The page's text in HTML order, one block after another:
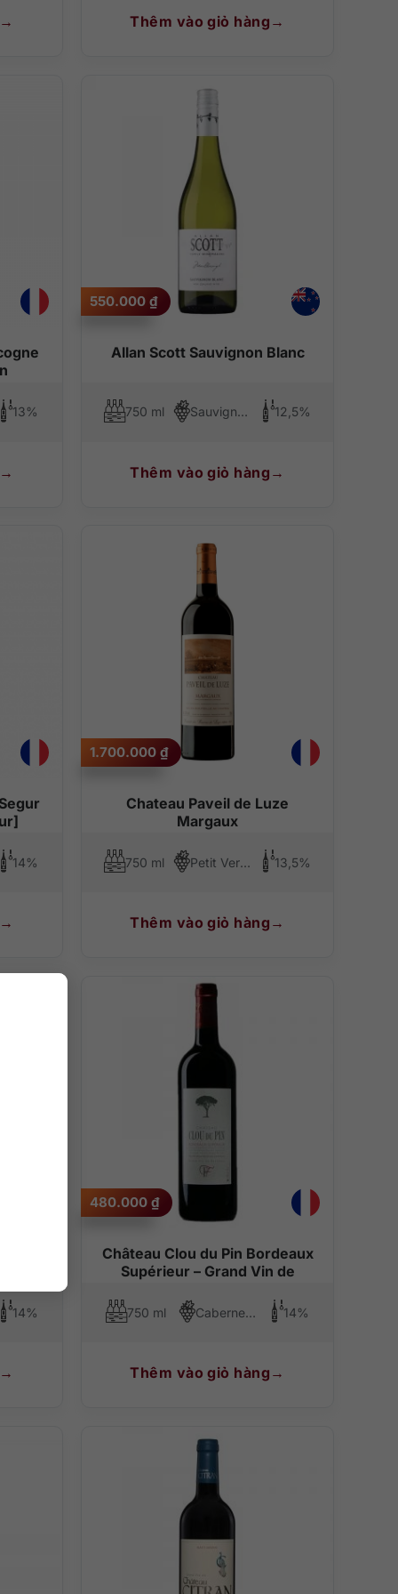
Thêm vào giỏ hàng
13%
Allan Scott Sauvignon Blanc
550.000 ₫
750 ml Sauvignon Blanc 12,5%
Thêm vào giỏ hàng
14%
Chateau Paveil de Luze
Margaux
1.700.000 ₫
750 ml Petit Verdot 13,5%
Thêm vào giỏ hàng
14%
Château Clou du Pin Bordeaux
Supérieur – Grand Vin de
480.000 ₫
750 ml Cabernet Sauvignon, Merlot, Cabernet Franc 14%
Thêm vào giỏ hàng